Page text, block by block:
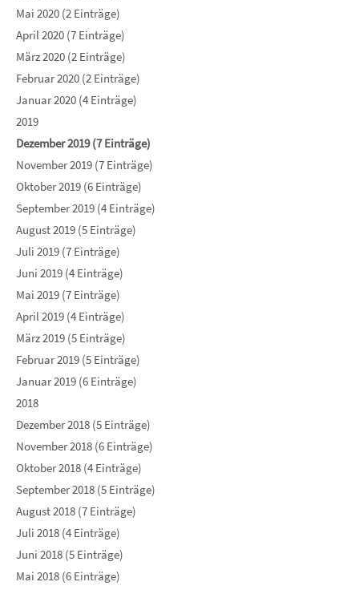
Mai 2020 (2 Einträge)
April 2020 (7 Einträge)
März 2020 (2 Einträge)
Februar 2020 (2 Einträge)
Januar 2020 (4 Einträge)
2019
Dezember 2019 (7 Einträge)
November 2019 (7 Einträge)
Oktober 2019 (6 Einträge)
September 2019 (4 Einträge)
August 2019 (5 Einträge)
Juli 2019 (7 Einträge)
Juni 2019 (4 Einträge)
Mai 2019 (7 Einträge)
April 2019 (4 Einträge)
März 2019 (5 Einträge)
Februar 2019 (5 Einträge)
Januar 2019 (6 Einträge)
2018
Dezember 2018 (5 Einträge)
November 2018 (6 Einträge)
Oktober 2018 (4 Einträge)
September 2018 (5 Einträge)
August 2018 (7 Einträge)
Juli 2018 (4 Einträge)
Juni 2018 (5 Einträge)
Mai 2018 (6 Einträge)